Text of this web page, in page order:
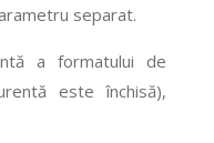
separat.
a formatului de
este închisă),